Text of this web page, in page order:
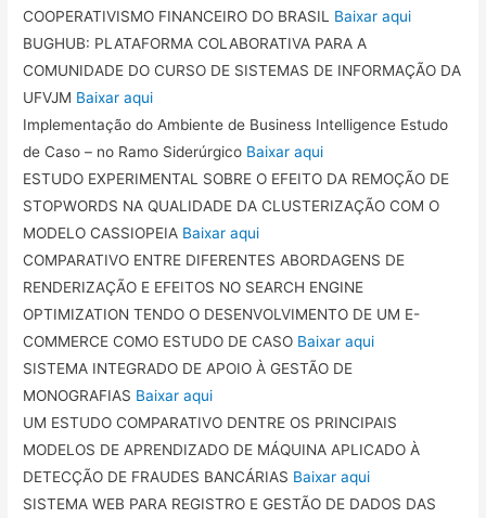
COOPERATIVISMO FINANCEIRO DO BRASIL Baixar aqui
BUGHUB: PLATAFORMA COLABORATIVA PARA A
COMUNIDADE DO CURSO DE SISTEMAS DE INFORMAÇÃO DA
UFVJM Baixar aqui
Implementação do Ambiente de Business Intelligence Estudo
de Caso – no Ramo Siderúrgico Baixar aqui
ESTUDO EXPERIMENTAL SOBRE O EFEITO DA REMOÇÃO DE
STOPWORDS NA QUALIDADE DA CLUSTERIZAÇÃO COM O
MODELO CASSIOPEIA Baixar aqui
COMPARATIVO ENTRE DIFERENTES ABORDAGENS DE
RENDERIZAÇÃO E EFEITOS NO SEARCH ENGINE
OPTIMIZATION TENDO O DESENVOLVIMENTO DE UM E-
COMMERCE COMO ESTUDO DE CASO Baixar aqui
SISTEMA INTEGRADO DE APOIO À GESTÃO DE
MONOGRAFIAS Baixar aqui
UM ESTUDO COMPARATIVO DENTRE OS PRINCIPAIS
MODELOS DE APRENDIZADO DE MÁQUINA APLICADO À
DETECÇÃO DE FRAUDES BANCÁRIAS Baixar aqui
SISTEMA WEB PARA REGISTRO E GESTÃO DE DADOS DAS